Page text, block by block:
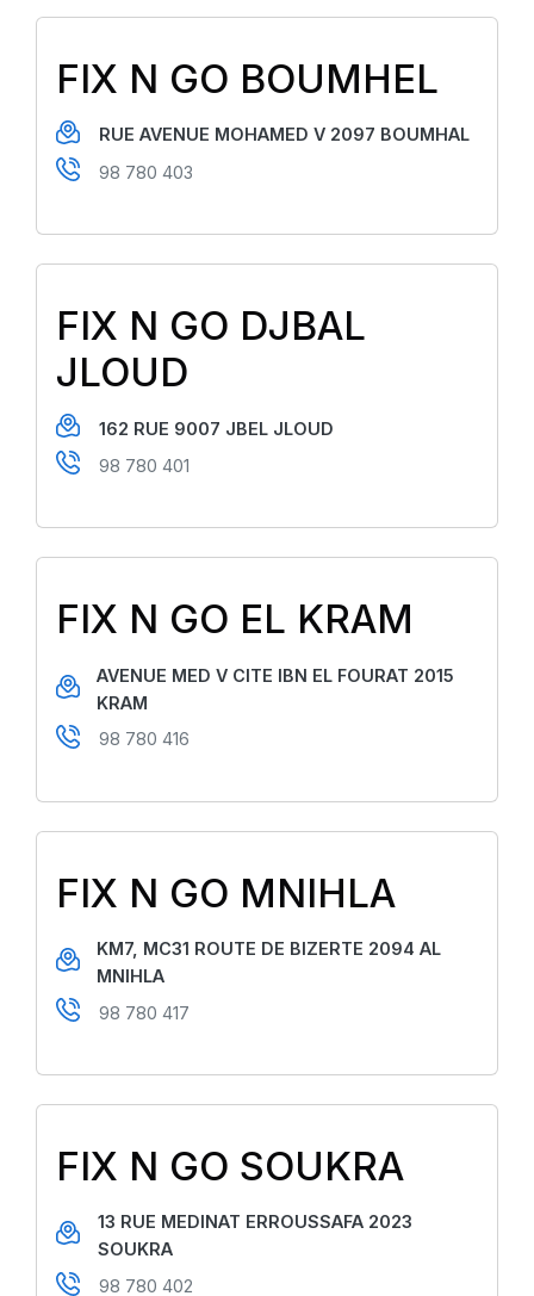
FIX N GO BOUMHEL
RUE AVENUE MOHAMED V 2097 BOUMHAL
98 780 403
FIX N GO DJBAL
JLOUD
162 RUE 9007 JBEL JLOUD
98 780 401
FIX N GO EL KRAM
AVENUE MED V CITE IBN EL FOURAT 2015
KRAM
98 780 416
FIX N GO MNIHLA
KM7, MC31 ROUTE DE BIZERTE 2094 AL
MNIHLA
98 780 417
FIX N GO SOUKRA
13 RUE MEDINAT ERROUSSAFA 2023
SOUKRA
98 780 402